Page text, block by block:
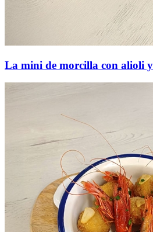
La mini de morcilla con alioli